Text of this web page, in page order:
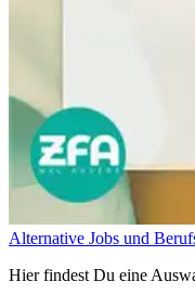
Alternative Jobs und
Hier findest Du eine